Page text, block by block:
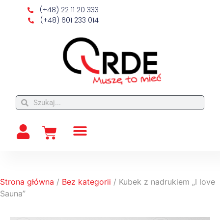
(+48) 22 11 20 333
(+48) 601 233 014
Strona główna / Bez kategorii / Kubek z nadrukiem „I love
Sauna”